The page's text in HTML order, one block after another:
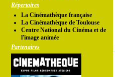
Répertoires
La Cinémathèque française
La Cinémathèque de Toulouse
Centre National du Cinéma et de
l'image animée
Partenaires